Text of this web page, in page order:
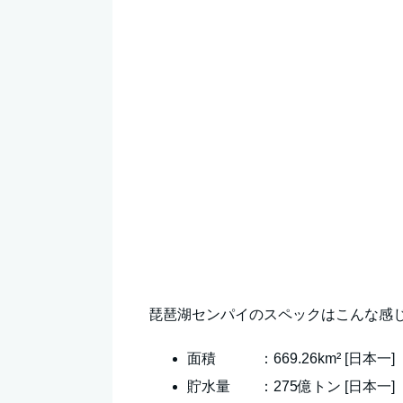
琵琶湖センパイのスペックはこんな感
面積 ：669.26km² [日本一]
貯水量 ：275億トン [日本一]